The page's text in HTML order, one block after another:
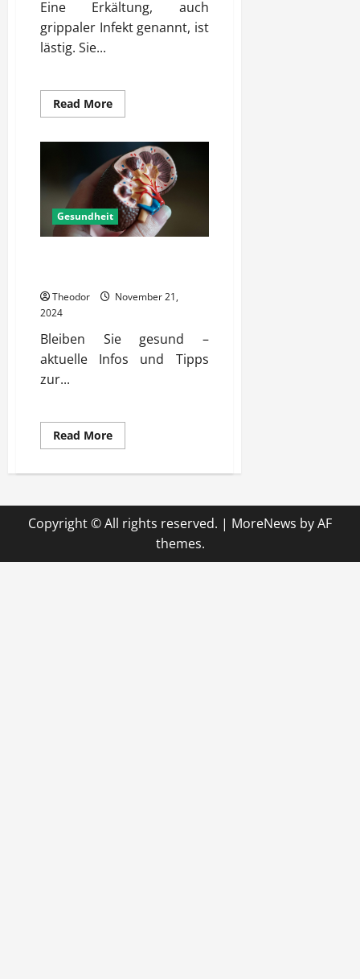
Eine Erkältung, auch
grippaler Infekt genannt, ist
lästig. Sie...
Read MoreRead
more
Naturheilkunde
hilft
bei
Erkältung?
Gesundheit
Theodor
November 21,
2024
Bleiben Sie gesund –
aktuelle Infos und Tipps
zur...
Read MoreRead
more
Medizin
Infos
Tipps
jetzt
Copyright © All rights reserved. | MoreNews by AF
themes.